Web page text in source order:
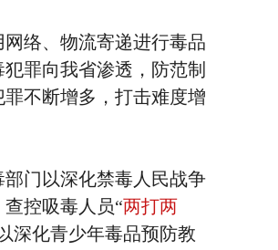
络、物流寄递进行毒品
罪向我省渗透，防范制
不断增多，打击难度增
门以深化禁毒人民战争
控吸毒人员“两打两
深化青少年毒品预防教